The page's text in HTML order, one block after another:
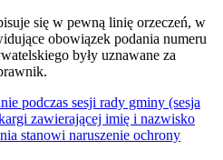
się w pewną linię orzeczeń, w
obowiązek podania numeru
były uznawane za
podczas sesji rady gminy (sesja
zawierającej imię i nazwisko
stanowi naruszenie ochrony